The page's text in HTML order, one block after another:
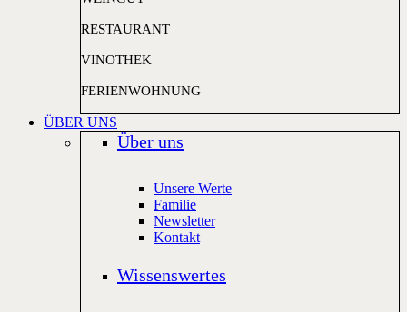
RESTAURANT
VINOTHEK
FERIENWOHNUNG
ÜBER UNS
Über uns
Unsere Werte
Familie
Newsletter
Kontakt
Wissenswertes